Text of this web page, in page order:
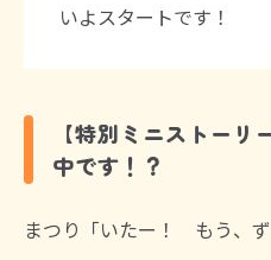
いよスタートです！
【特別ミニストー
中です！？
まつり「いたー！ もう、ず